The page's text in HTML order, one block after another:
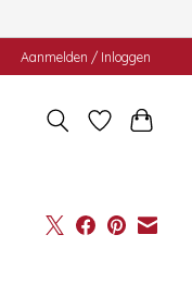
Aanmelden / Inloggen